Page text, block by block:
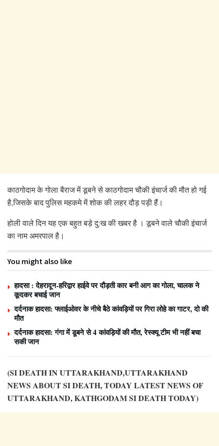
काठगोदाम के गोला बैराज में डूबने से काठगोदाम चौकी इंचार्ज की मौत हो गई
है,जिसके बाद पुलिस महकमे में शोक की लहर दौड़ पड़ी हैं।
होली वाले दिन यह एक बहुत बड़े दु:ख की खबर है । डूबने वाले चौकी इंचार्ज
का नाम अमरपाल है।
You might also like
हादसा : देहरादून-हरिद्वार हाईवे पर दौड़ती कार बनी आग का गोला, चालक ने
कूदकर बचाई जान
दर्दनाक हादसा: फ्लाईओवर के नीचे बैठे कांवड़ियों पर गिरा लोहे का गाटर, दो की
मौत
दर्दनाक हादसा: गंगा में डूबने से 4 कांवड़ियों की मौत, रेस्क्यू टीम भी नहीं बचा
सकी जान
(SI DEATH IN UTTARAKHAND,UTTARAKHAND
NEWS ABOUT SI DEATH, TODAY LATEST NEWS OF
UTTARAKHAND, KATHGODAM SI DEATH TODAY)